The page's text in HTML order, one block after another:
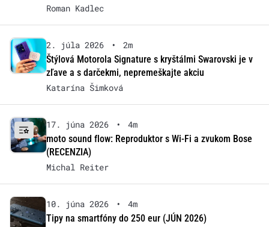
Roman Kadlec
2. júla 2026 •
2m
Štýlová Motorola Signature s kryštálmi Swarovski je v
zľave a s darčekmi, nepremeškajte akciu
Katarína Šimková
17. júna 2026 •
4m
moto sound flow: Reproduktor s Wi-Fi a zvukom Bose
(RECENZIA)
Michal Reiter
10. júna 2026 •
4m
Tipy na smartfóny do 250 eur (JÚN 2026)